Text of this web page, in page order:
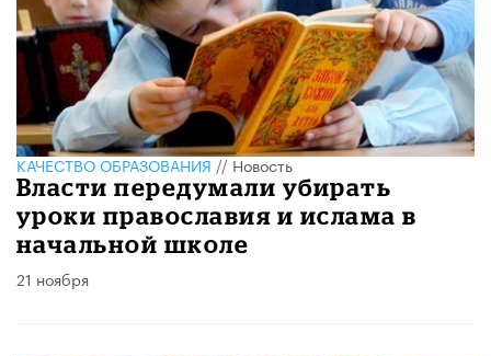
КАЧЕСТВО ОБРАЗОВАНИЯ//Новость
Власти передумали убирать
уроки православия и ислама в
начальной школе
21 ноября